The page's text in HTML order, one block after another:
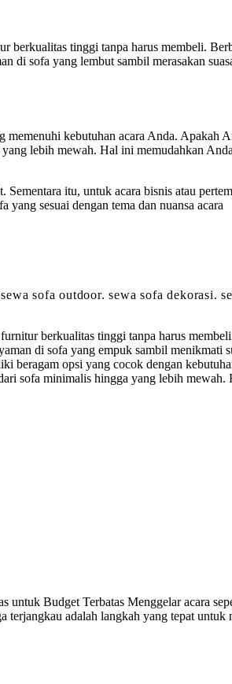
tinggi tanpa harus membeli.
di sofa yang lembut sambil merasakan
kebutuhan acara Anda. Apakah
lebih mewah. Hal ini memudahkan
itu, untuk acara bisnis atau
sesuai dengan tema dan nuansa acara
sofa outdoor. sewa sofa dekorasi.
berkualitas tinggi tanpa harus
di sofa yang empuk sambil menikmati
beragam opsi yang cocok dengan
sofa minimalis hingga yang lebih
Budget Terbatas Menggelar acara
adalah langkah yang tepat untuk